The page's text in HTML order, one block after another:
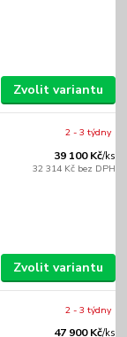
Zvolit variantu
39 100 Kč/ks
32 314 Kč bez DPH
2 - 3 týdny
Zvolit variantu
47 900 Kč/ks
2 - 3 týdny